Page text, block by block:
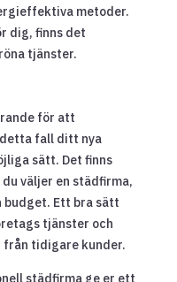
metoder.
dig, finns det
tjänster.
för att
fall ditt nya
sätt. Det finns
väljer en städfirma,
budget. Ett bra sätt
tjänster och
från tidigare kunder.
städfirma ge er ett